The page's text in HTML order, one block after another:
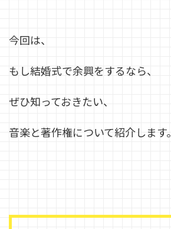
今回は、
もし結婚式で余興をするなら、
ぜひ知っておきたい、
音楽と著作権について紹介します。